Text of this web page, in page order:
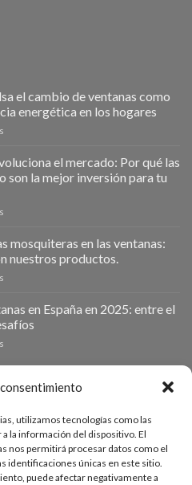
utilizamos tecnologías como las
la información del dispositivo. El
nos permitirá procesar datos como el
identificaciones únicas en este sitio.
puede afectar negativamente a
el cambio de ventanas como
energética en los hogares
impulsa
el
cambio
la
en
los
el mercado: Por qué las
son la mejor inversión para tu
VentanaStock
revoluciona
el
qué
las
la
inversión
para
hogar
en
mosquiteras en las ventanas:
nuestros productos.
importancia
de
las
ventanas:
hogar
con
nuestros
productos.
en España en 2025: entre el
de
en
España
en
2025:
entre
medidas puedes solicitar un
nuestro formulario de solicitud